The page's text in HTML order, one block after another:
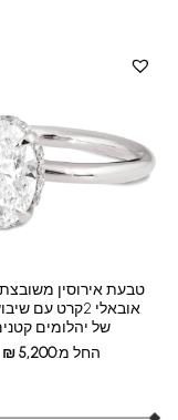
טבעת אירוסין
אובאלי 2קרט עם
של יהלומים
החל מ:
₪5,200